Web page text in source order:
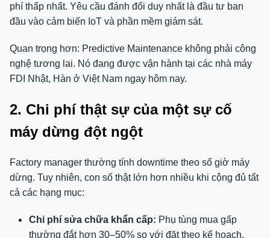
phí thấp nhất. Yêu cầu đánh đổi duy nhất là đầu tư ban
đầu vào cảm biến IoT và phần mềm giám sát.
Quan trọng hơn: Predictive Maintenance không phải công
nghệ tương lai. Nó đang được vận hành tại các nhà máy
FDI Nhật, Hàn ở Việt Nam ngay hôm nay.
2. Chi phí thật sự của một sự cố
máy dừng đột ngột
Factory manager thường tính downtime theo số giờ máy
dừng. Tuy nhiên, con số thật lớn hơn nhiều khi cộng đủ tất
cả các hạng mục:
Chi phí sửa chữa khẩn cấp: Phụ tùng mua gấp
thường đắt hơn 30–50% so với đặt theo kế hoạch.